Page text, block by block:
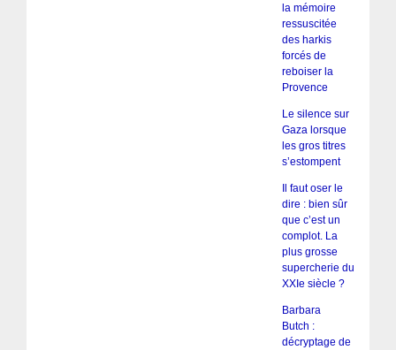
la mémoire
ressuscitée
des harkis
forcés de
reboiser la
Provence
Le silence sur
Gaza lorsque
les gros titres
s’estompent
Il faut oser le
dire : bien sûr
que c’est un
complot. La
plus grosse
supercherie du
XXIe siècle ?
Barbara
Butch :
décryptage de